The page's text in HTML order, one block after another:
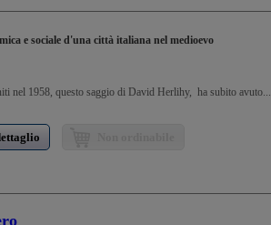
e sociale d'una città italiana nel medioevo
nel 1958, questo saggio di David Herlihy, ha subito avuto...